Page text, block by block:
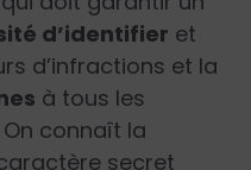
d’identifier et
d’infractions et la
à tous les
connaît la
secret